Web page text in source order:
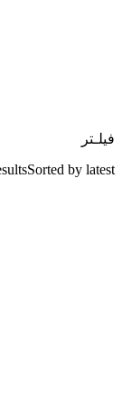
فیلـتر
Sorted by latest